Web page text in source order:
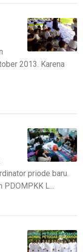
2013. Karena
priode baru.
PDOMPKK L...